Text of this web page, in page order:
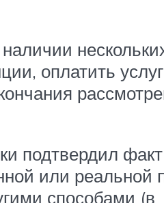
оплатить
подтвердил факт
или реальной
способами (в